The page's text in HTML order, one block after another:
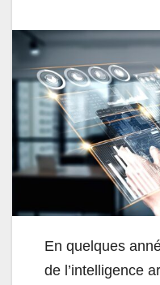
En quelques
de l’intelligence